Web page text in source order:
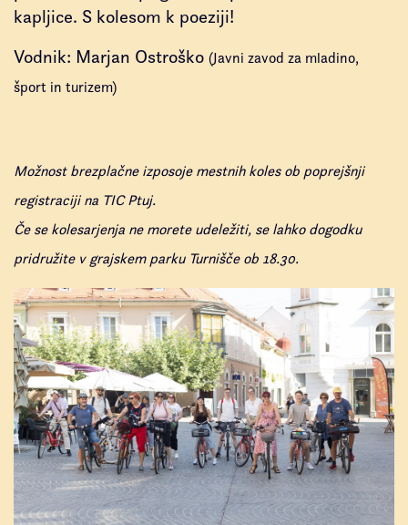
kapljice. S kolesom k poeziji!
Vodnik: Marjan Ostroško (Javni zavod za mladino,
šport in turizem)
Možnost brezplačne izposoje mestnih koles ob poprejšnji
registraciji na TIC Ptuj.
Če se kolesarjenja ne morete udeležiti, se lahko dogodku
pridružite v grajskem parku Turnišče ob 18.30.